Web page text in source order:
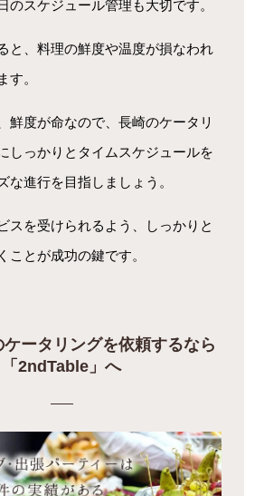
のスケジュール管理も大切です。
と、料理の鮮度や温度が損なわれ
す。
鮮度が命なので、長崎のケータリ
しっかりとタイムスケジュールを
な進行を目指しましょう。
スを受けられるよう、しっかりと
ことが成功の鍵です。
ータリングを依頼するなら
「2ndTable」へ